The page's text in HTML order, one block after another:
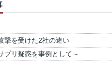
撃を受けた2社の違い
プリ疑惑を事例として～